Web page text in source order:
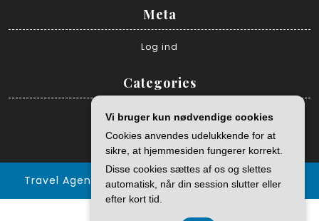
Meta
Log ind
Categories
Alle artikler
Destinationer og Guides
Travel Agent WordPress ThemeBy Themespride
CVR 3740 7739
Vi bruger kun nødvendige cookies
Cookies anvendes udelukkende for at
sikre, at hjemmesiden fungerer korrekt.
Disse cookies sættes af os og slettes
automatisk, når din session slutter eller
efter kort tid.